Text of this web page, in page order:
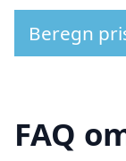
Beregn
FAQ